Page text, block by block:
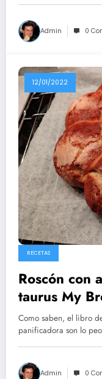
Admin 0
12/01/2022
RECETAS
Roscón con
taurus My
Como saben, el libro
panificadora son lo
Admin 0